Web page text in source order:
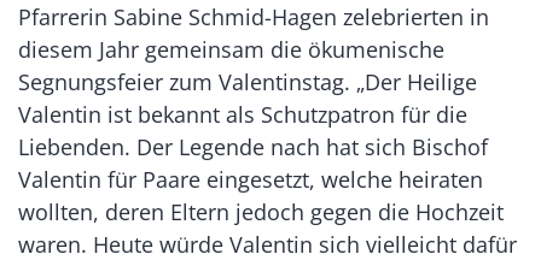
Pfarrerin Sabine Schmid-Hagen zelebrierten in
diesem Jahr gemeinsam die ökumenische
Segnungsfeier zum Valentinstag. „Der Heilige
Valentin ist bekannt als Schutzpatron für die
Liebenden. Der Legende nach hat sich Bischof
Valentin für Paare eingesetzt, welche heiraten
wollten, deren Eltern jedoch gegen die Hochzeit
waren. Heute würde Valentin sich vielleicht dafür